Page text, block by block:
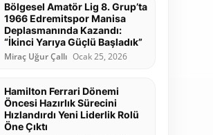
Bölgesel Amatör Lig 8. Grup’ta
1966 Edremitspor Manisa
Deplasmanında Kazandı:
“İkinci Yarıya Güçlü Başladık”
Miraç Uğur Çallı Ocak 25, 2026
Hamilton Ferrari Dönemi
Öncesi Hazırlık Sürecini
Hızlandırdı Yeni Liderlik Rolü
Öne Çıktı